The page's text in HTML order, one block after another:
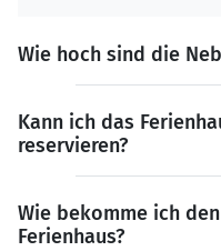
Wie hoch sind die
Kann ich das
reservieren?
Wie bekomme ich
Ferienhaus?